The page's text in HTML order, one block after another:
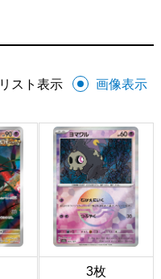
リスト表示 画像表示
3枚